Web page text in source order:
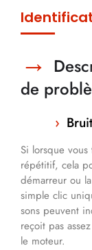
de
Si lorsque
répétitif, cela
démarreur ou
simple clic
sons peuvent
reçoit pas
le moteur.